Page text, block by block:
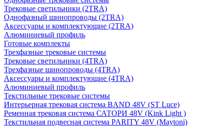
Трековые светильники (2TRA)
Однофазный шинопроводы (2TRA)
Аксессуары и комплектующие (2TRA)
Алюминиевый профиль
Готовые комплекты
Трехфазные трековые системы
Трековые светильники (4TRA)
Трехфазные шинопроводы (4TRA)
Аксессуары и комплектующие (4TRA)
Алюминиевый профиль
Текстильные трековые системы
Интерьерная трековая система BAND 48V (ST Luce)
Ременная трековая система САТОРИ 48V (Kink Light )
Текстильная подвесная система PARITY 48V (Maytoni)